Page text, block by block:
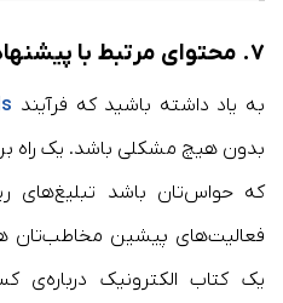
۷. محتوای مرتبط با
به یاد داشته باشید که فرآیند
بدون هیچ مشکلی باشد. یک راه
که حواس‌تان باشد تبلیغ‌های
فعالیت‌های پیشین مخاطب‌تان
یک کتاب الکترونیک درباره‌ی